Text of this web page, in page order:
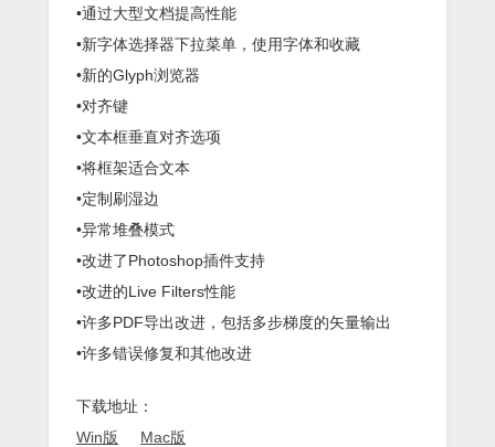
•通过大型文档提高性能
•新字体选择器下拉菜单，使用字体和收藏
•新的Glyph浏览器
•对齐键
•文本框垂直对齐选项
•将框架适合文本
•定制刷湿边
•异常堆叠模式
•改进了Photoshop插件支持
•改进的Live Filters性能
•许多PDF导出改进，包括多步梯度的矢量输出
•许多错误修复和其他改进
下载地址：
Win版
Mac版